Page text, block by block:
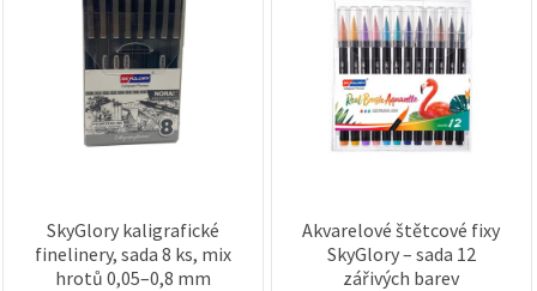
SkyGlory kaligrafické
finelinery, sada 8 ks, mix
hrotů 0,05–0,8 mm
Akvarelové štětcové fixy
SkyGlory – sada 12
zářivých barev